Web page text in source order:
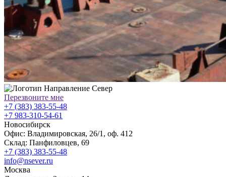
Перезвоните мне
+7 (383) 383-55-48
+7 983-310-54-61
Новосибирск
Офис: Владимировская, 26/1, оф. 412
Склад: Панфиловцев, 69
+7 (383) 383-55-48
info@nsever.ru
Москва